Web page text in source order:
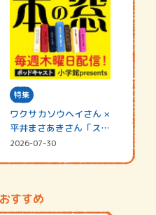
特集
ワクサカソウヘイさん ×
平井まさあきさん「スペ
シャ…
2026-07-30
すすめ